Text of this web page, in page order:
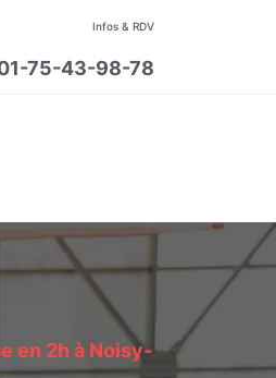
Infos & RDV
75-43-98-78
en 2h à Noisy-